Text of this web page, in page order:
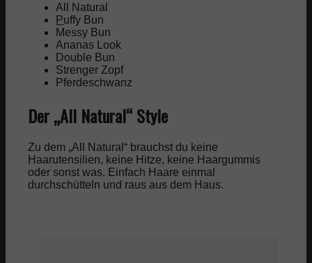
All Natural
Puffy Bun
Messy Bun
Ananas Look
Double Bun
Strenger Zopf
Pferdeschwanz
Der „All Natural“ Style
Zu dem „All Natural“ brauchst du keine
Haarutensilien, keine Hitze, keine Haargummis
oder sonst was. Einfach Haare einmal
durchschütteln und raus aus dem Haus.